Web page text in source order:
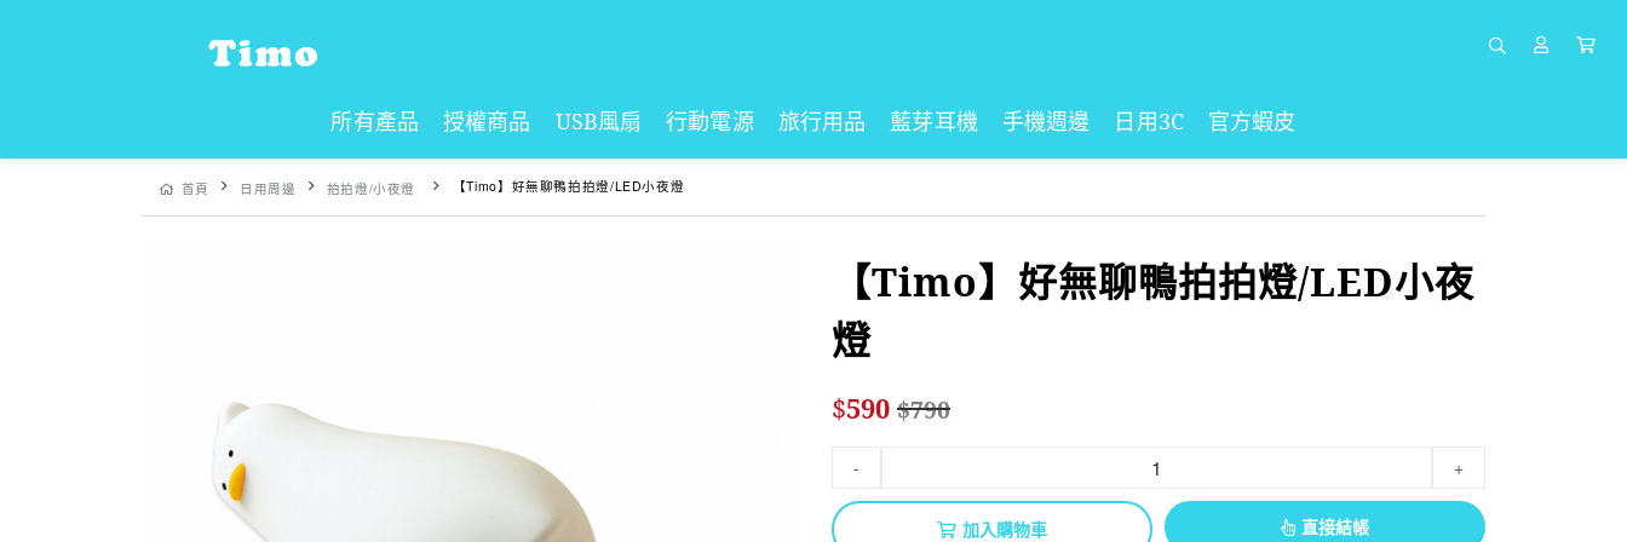
所有產品 授權商品 USB風扇 行動電源 旅行用品 藍芽耳機 手機週邊 日用3C 官方蝦皮
首頁 日用周邊 拍拍燈/小夜燈 【Timo】好無聊鴨拍拍燈/LED小夜燈
【Timo】好無聊鴨拍拍燈/LED小夜
燈
$590 $790
- +
加入購物車 直接結帳